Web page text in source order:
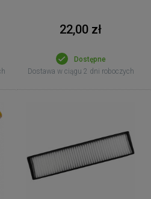
22,00 zł
Dostępne
Dostawa w ciągu 2 dni roboczych